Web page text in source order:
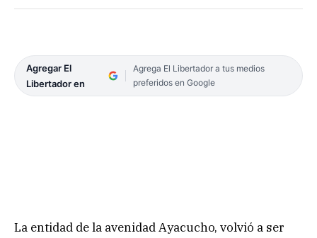
Agregar El
Libertador en
Agrega El Libertador a tus medios
preferidos en Google
La entidad de la avenidad Ayacucho, volvió a ser